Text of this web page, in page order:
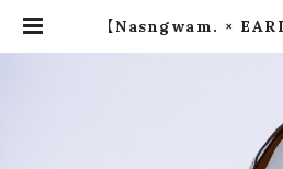
【Nasngwam. ×